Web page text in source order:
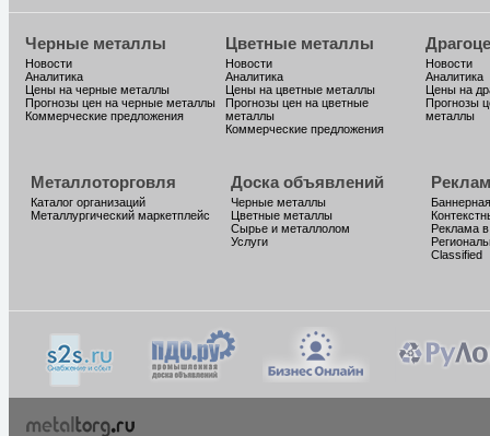
Черные металлы
Новости
Аналитика
Цены на черные металлы
Прогнозы цен на черные металлы
Коммерческие предложения
Цветные металлы
Новости
Аналитика
Цены на цветные металлы
Прогнозы цен на цветные
металлы
Коммерческие предложения
Новости
Аналитика
Цены на
Прогнозы
металлы
Металлоторговля
Каталог организаций
Металлургический маркетплейс
Доска объявлений
Черные металлы
Цветные металлы
Сырье и металлолом
Услуги
Реклама
Classified